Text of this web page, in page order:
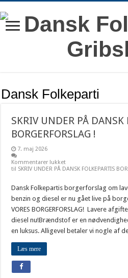
Dansk Folkeparti
SKRIV UNDER PÅ DANSK
BORGERFORSLAG !
7. maj 2026
Kommentarer lukket
til SKRIV UNDER PÅ DANSK FOLKEPARTIS
Dansk Folkepartis borgerforslag om
benzin og diesel er nu gået live på
VORES BORGERFORSLAG! Lavere
diesel nu!Brændstof er en
en luksus. Alligevel betaler vi nogle af
Læs mere